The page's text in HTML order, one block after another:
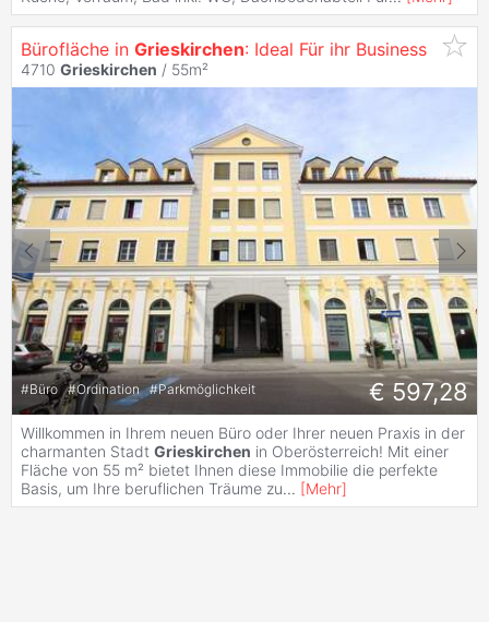
Bürofläche in Grieskirchen: Ideal Für ihr Business
4710 Grieskirchen / 55m²
#Büro #Ordination #Parkmöglichkeit € 597,28
Willkommen in Ihrem neuen Büro oder Ihrer neuen Praxis in der
charmanten Stadt Grieskirchen in Oberösterreich! Mit einer
Fläche von 55 m² bietet Ihnen diese Immobilie die perfekte
Basis, um Ihre beruflichen Träume zu... [Mehr]